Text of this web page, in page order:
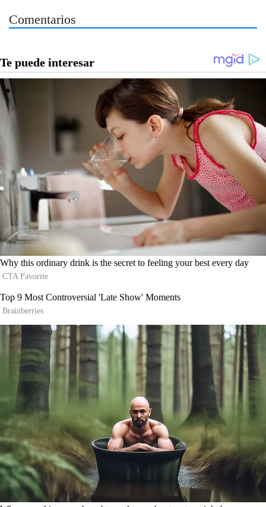
Comentarios